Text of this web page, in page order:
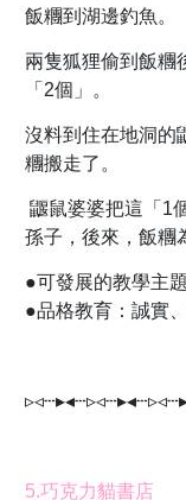
飯糰到湖邊釣魚。
兩隻狐狸偷到飯糰
「2個」。
沒料到住在地洞的
糰搬走了。
鼴鼠婆婆把這「1
孫子，後來，飯糰
●可發展的教學主
●品格教育：誠實
5.巧克力貓書店